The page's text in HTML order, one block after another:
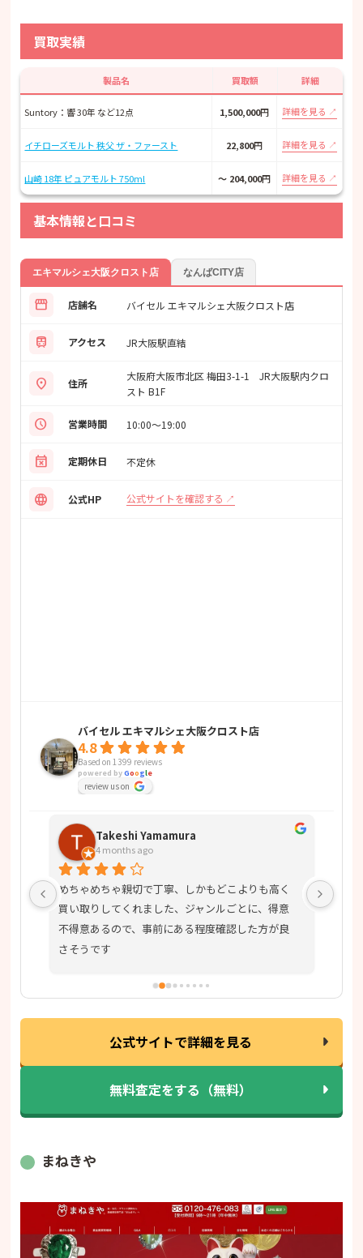
買取実績
製品名 買取額 詳細
Suntory：響 30年 など12点 1,500,000円 詳細を見る
イチローズモルト 秩父 ザ・ファースト 22,800円 詳細を見る
山崎 18年 ピュアモルト 750ml ～ 204,000円 詳細を見る
基本情報と口コミ
エキマルシェ大阪クロスト店 なんばCITY店
storefront 店舗名 バイセル エキマルシェ大阪クロスト店
train アクセス JR大阪駅直結
location_on 住所
大阪府大阪市北区 梅田3-1-1 JR大阪駅内クロ
スト B1F
schedule 営業時間 10:00〜19:00
event_busy 定期休日 不定休
language 公式HP 公式サイトを確認する
バイセル エキマルシェ大阪クロスト店
4.8
Based on 1399 reviews
powered byGoogle
review us on
Takeshi Yamamura
4 months ago
めちゃめちゃ親切で丁寧、しかもどこよりも高く
買い取りしてくれました、ジャンルごとに、得意
不得意あるので、事前にある程度確認した方が良
さそうです
公式サイトで詳細を見る
無料査定をする（無料）
まねきや